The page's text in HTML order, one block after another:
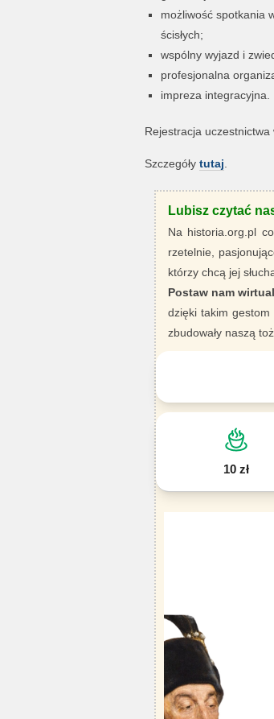
możliwość spotkania
ścisłych;
wspólny wyjazd i
profesjonalna
impreza integracyjna.
Rejestracja
Szczegóły tutaj
Lubisz czytać
Na historia.org.pl
rzetelnie,
którzy chcą jej
Postaw nam
dzięki takim
zbudowały naszą
10 zł